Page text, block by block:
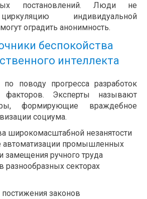
постановлений. Люди не
индивидуальной
оградить анонимность.
беспокойства
интеллекта
поводу прогресса разработок
факторов. Эксперты называют
формирующие враждебное
социума.
широкомасштабной незанятости
автоматизации промышленных
замещения ручного труда
разнообразных секторах
постижения законов